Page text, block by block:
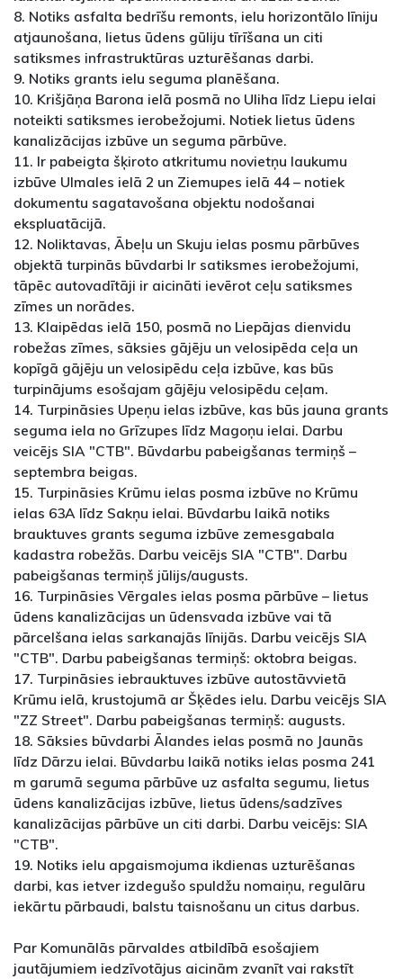
8. Notiks asfalta bedrīšu remonts, ielu horizontālo līniju
atjaunošana, lietus ūdens gūliju tīrīšana un citi
satiksmes infrastruktūras uzturēšanas darbi.
9. Notiks grants ielu seguma planēšana.
10. Krišjāņa Barona ielā posmā no Uliha līdz Liepu ielai
noteikti satiksmes ierobežojumi. Notiek lietus ūdens
kanalizācijas izbūve un seguma pārbūve.
11. Ir pabeigta šķiroto atkritumu novietņu laukumu
izbūve Ulmales ielā 2 un Ziemupes ielā 44 – notiek
dokumentu sagatavošana objektu nodošanai
ekspluatācijā.
12. Noliktavas, Ābeļu un Skuju ielas posmu pārbūves
objektā turpinās būvdarbi Ir satiksmes ierobežojumi,
tāpēc autovadītāji ir aicināti ievērot ceļu satiksmes
zīmes un norādes.
13. Klaipēdas ielā 150, posmā no Liepājas dienvidu
robežas zīmes, sāksies gājēju un velosipēda ceļa un
kopīgā gājēju un velosipēdu ceļa izbūve, kas būs
turpinājums esošajam gājēju velosipēdu ceļam.
14. Turpināsies Upeņu ielas izbūve, kas būs jauna grants
seguma iela no Grīzupes līdz Magoņu ielai. Darbu
veicējs SIA "CTB". Būvdarbu pabeigšanas termiņš –
septembra beigas.
15. Turpināsies Krūmu ielas posma izbūve no Krūmu
ielas 63A līdz Sakņu ielai. Būvdarbu laikā notiks
brauktuves grants seguma izbūve zemesgabala
kadastra robežās. Darbu veicējs SIA "CTB". Darbu
pabeigšanas termiņš jūlijs/augusts.
16. Turpināsies Vērgales ielas posma pārbūve – lietus
ūdens kanalizācijas un ūdensvada izbūve vai tā
pārcelšana ielas sarkanajās līnijās. Darbu veicējs SIA
"CTB". Darbu pabeigšanas termiņš: oktobra beigas.
17. Turpināsies iebrauktuves izbūve autostāvvietā
Krūmu ielā, krustojumā ar Šķēdes ielu. Darbu veicējs SIA
"ZZ Street". Darbu pabeigšanas termiņš: augusts.
18. Sāksies būvdarbi Ālandes ielas posmā no Jaunās
līdz Dārzu ielai. Būvdarbu laikā notiks ielas posma 241
m garumā seguma pārbūve uz asfalta segumu, lietus
ūdens kanalizācijas izbūve, lietus ūdens/sadzīves
kanalizācijas pārbūve un citi darbi. Darbu veicējs: SIA
"CTB".
19. Notiks ielu apgaismojuma ikdienas uzturēšanas
darbi, kas ietver izdegušo spuldžu nomaiņu, regulāru
iekārtu pārbaudi, balstu taisnošanu un citus darbus.
Par Komunālās pārvaldes atbildībā esošajiem
jautājumiem iedzīvotājus aicinām zvanīt vai rakstīt